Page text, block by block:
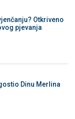
Otkriveno
pjevanja
Dinu Merlina